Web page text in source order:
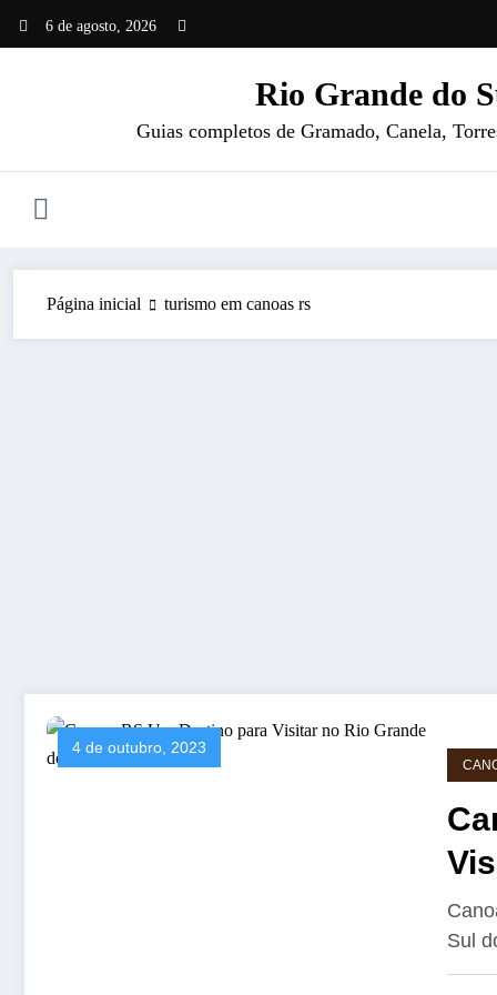
6 de agosto, 2026
Rio Grande do
Guias completos de Gramado, Canela,
Página inicial turismo em canoas rs
4 de outubro, 2023
Sul